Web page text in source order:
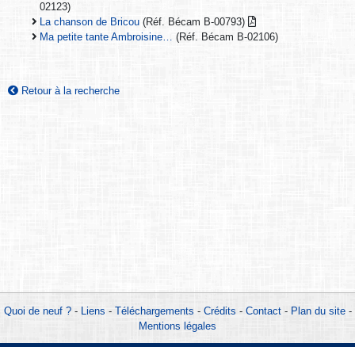
02123)
La chanson de Bricou (Réf. Bécam B-00793)
Ma petite tante Ambroisine… (Réf. Bécam B-02106)
Retour à la recherche
Quoi de neuf ?- Liens - Téléchargements - Crédits - Contact- Plan du site-
Mentions légales